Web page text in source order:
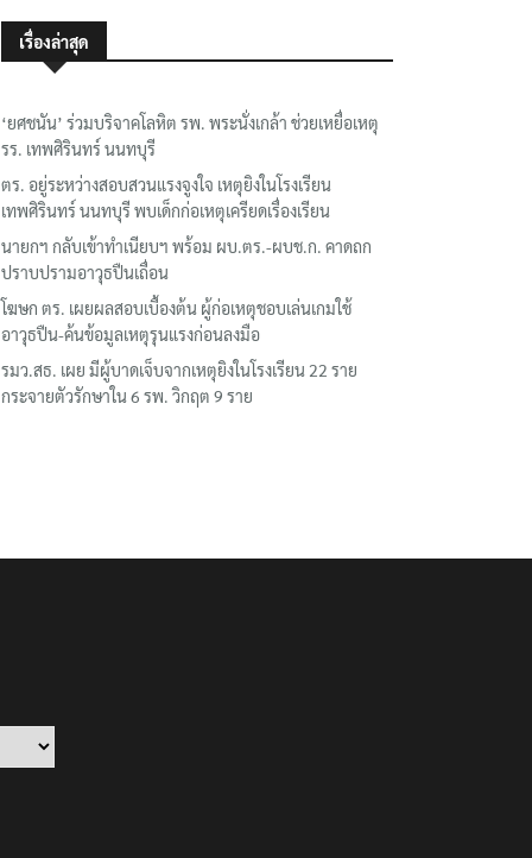
เรื่องล่าสุด
‘ยศชนัน’ ร่วมบริจาคโลหิต รพ. พระนั่งเกล้า ช่วยเหยื่อเหตุ
รร. เทพศิรินทร์ นนทบุรี
ตร. อยู่ระหว่างสอบสวนแรงจูงใจ เหตุยิงในโรงเรียน
เทพศิรินทร์ นนทบุรี พบเด็กก่อเหตุเครียดเรื่องเรียน
นายกฯ กลับเข้าทำเนียบฯ พร้อม ผบ.ตร.-ผบช.ก. คาดถก
ปราบปรามอาวุธปืนเถื่อน
โฆษก ตร. เผยผลสอบเบื้องต้น ผู้ก่อเหตุชอบเล่นเกมใช้
อาวุธปืน-ค้นข้อมูลเหตุรุนแรงก่อนลงมือ
รมว.สธ. เผย มีผู้บาดเจ็บจากเหตุยิงในโรงเรียน 22 ราย
กระจายตัวรักษาใน 6 รพ. วิกฤต 9 ราย